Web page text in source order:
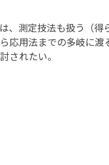
、測定技法も扱う（得
応用法までの多岐に渡
されたい。